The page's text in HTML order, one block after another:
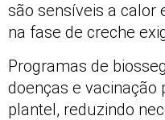
são sensíveis a calor
na fase de creche
Programas de
doenças e vacinação
plantel, reduzindo